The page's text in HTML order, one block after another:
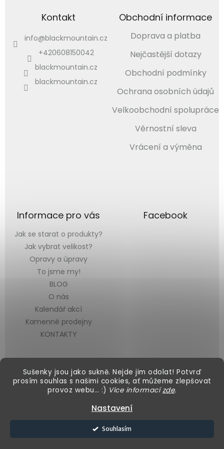
Sušenky jsou jako sukně. Nejde jim odolat! Potvrď
prosím souhlas s našimi cookies, ať můžeme zlepšovat
provoz webu… :) Více informacízde.
Nastavení
Souhlasím
Kontakt
info@blackmountain.cz
+420608150042
blackmountain.cz
blackmountain.cz
Obchodní informace
Doprava a platba
Nejčastější dotazy
Obchodní podmínky
Ochrana osobních údajů
Velkoobchodní spolupráce
Věrnostní sleva
Vrácení a výměna
Informace pro vás
Jak se starat o produkty?
Jak vybrat velikost?
Opravy a úpravy
To jsme my!
BLOG
O nás
Kalendář akcí
Kamenné prodejny
KONTAKTY
Facebook
Vytvořil Shoptet &
Copyright 2026Black Mountain. Všechna práva vyhrazena.
Upravit nastavení cookies